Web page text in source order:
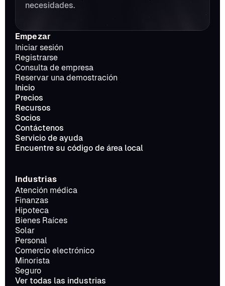
necesidades.
Empezar
Iniciar sesión
Registrarse
Consulta de empresa
Reservar una demostración
Inicio
Precios
Recursos
Socios
Contáctenos
Servicio de ayuda
Encuentre su código de área local
Industrias
Atención médica
Finanzas
Hipoteca
Bienes Raíces
Solar
Personal
Comercio electrónico
Minorista
Seguro
Ver todas las industrias